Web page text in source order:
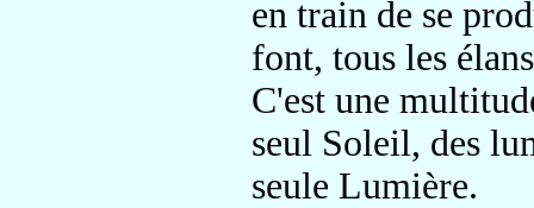
en train de se
font, tous les
C'est une
seul Soleil, des
seule Lumière.